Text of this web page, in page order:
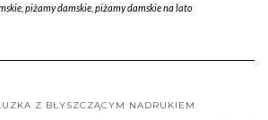
, piżamy damskie, piżamy damskie na lato
Z BŁYSZCZĄCYM NADRUKIEM